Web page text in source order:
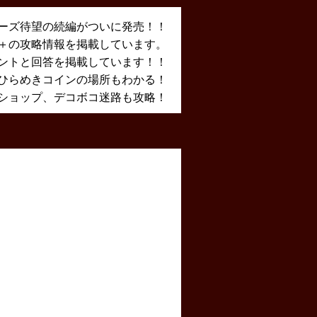
ズ待望の続編がついに発売！！
攻略情報を掲載しています。
トと回答を掲載しています！！
らめきコインの場所もわかる！
ョップ、デコボコ迷路も攻略！